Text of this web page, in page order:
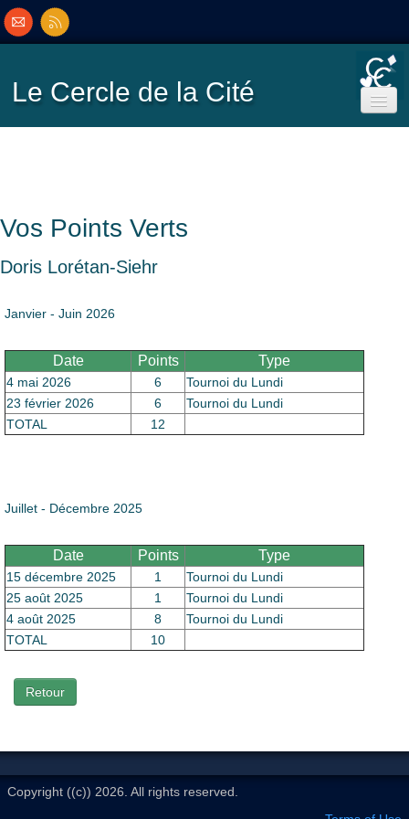
Le Cercle de la Cité
Classement
Le Club
Vos Points Verts
Doris Lorétan-Siehr
Janvier - Juin 2026
Date Points Type
4 mai 2026 6
Tournoi du Lundi
23 février 2026
6
Tournoi du Lundi
TOTAL
12
Juillet - Décembre 2025
Date Points Type
15 décembre 2025 1
Tournoi du Lundi
25 août 2025
1
Tournoi du Lundi
4 août 2025
8
Tournoi du Lundi
TOTAL
10
Retour
Copyright ((c)) 2026. All rights reserved.